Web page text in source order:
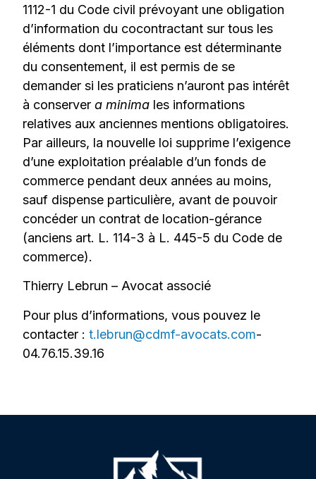
1112-1 du Code civil prévoyant une obligation
d’information du cocontractant sur tous les
éléments dont l’importance est déterminante
du consentement, il est permis de se
demander si les praticiens n’auront pas intérêt
à conservera minima les informations
relatives aux anciennes mentions obligatoires.
Par ailleurs, la nouvelle loi supprime l’exigence
d’une exploitation préalable d’un fonds de
commerce pendant deux années au moins,
sauf dispense particulière, avant de pouvoir
concéder un contrat de location-gérance
(anciens art. L. 114-3 à L. 445-5 du Code de
commerce).
Thierry Lebrun – Avocat associé
Pour plus d’informations, vous pouvez le
contacter :t.lebrun@cdmf-avocats.com-
04.76.15.39.16